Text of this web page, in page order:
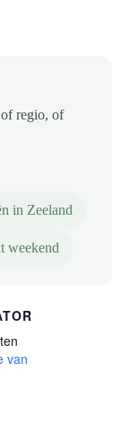
regio, of
in Zeeland
weekend
van